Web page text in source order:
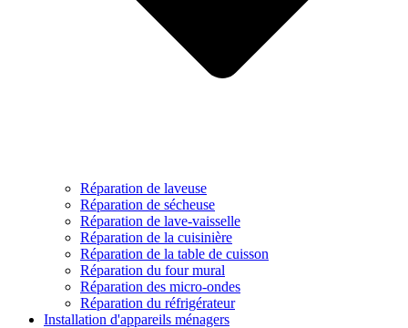
Réparation de laveuse
Réparation de sécheuse
Réparation de lave-vaisselle
Réparation de la cuisinière
Réparation de la table de cuisson
Réparation du four mural
Réparation des micro-ondes
Réparation du réfrigérateur
Installation d'appareils ménagers